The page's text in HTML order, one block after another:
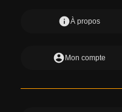
infoÀ propos
account_circle Mon compte